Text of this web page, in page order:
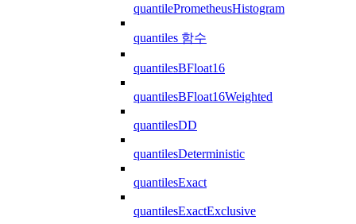
quantilePrometheusHistogram
quantiles 함수
quantilesBFloat16
quantilesBFloat16Weighted
quantilesDD
quantilesDeterministic
quantilesExact
quantilesExactExclusive